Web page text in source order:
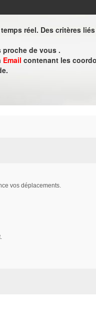
réel. Des critères
de vous .
Email contenant les
vos déplacements.